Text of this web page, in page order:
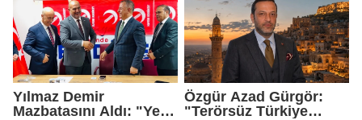
Yılmaz Demir
Mazbatasını Aldı: "Yeni
Özgür Azad Gürgör:
"Terörsüz Türkiye